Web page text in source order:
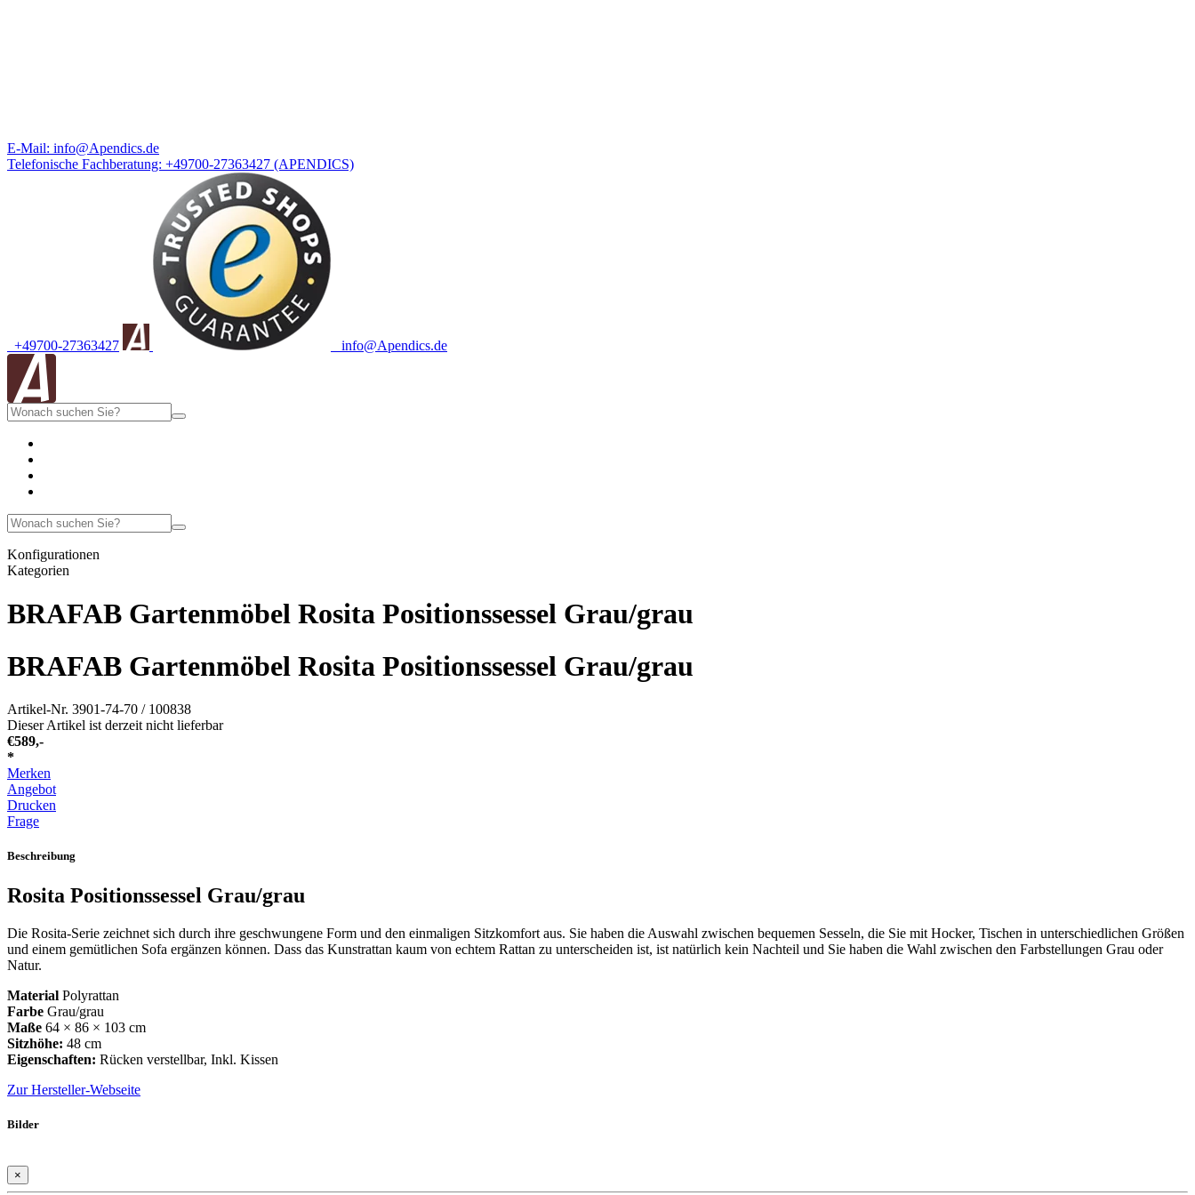
E-Mail: info@Apendics.de
Telefonische Fachberatung: +49700-27363427 (APENDICS)
+49700-27363427 info@Apendics.de
Konfigurationen
Kategorien
BRAFAB Gartenmöbel Rosita Positionssessel Grau/grau
BRAFAB Gartenmöbel Rosita Positionssessel Grau/grau
Artikel-Nr. 3901-74-70 / 100838
Dieser Artikel ist derzeit nicht lieferbar
€589,-
*
Merken
Angebot
Drucken
Frage
Beschreibung
Rosita Positionssessel Grau/grau
Die Rosita-Serie zeichnet sich durch ihre geschwungene Form und den einmaligen Sitzkomfort aus. Sie haben die Auswahl zwischen bequemen Sesseln, die Sie mit Hocker, Tischen in unterschiedlichen Größen
und einem gemütlichen Sofa ergänzen können. Dass das Kunstrattan kaum von echtem Rattan zu unterscheiden ist, ist natürlich kein Nachteil und Sie haben die Wahl zwischen den Farbstellungen Grau oder
Natur.
Material Polyrattan
Farbe Grau/grau
Maße 64 × 86 × 103 cm
Sitzhöhe: 48 cm
Eigenschaften: Rücken verstellbar, Inkl. Kissen
Zur Hersteller-Webseite
Bilder
×